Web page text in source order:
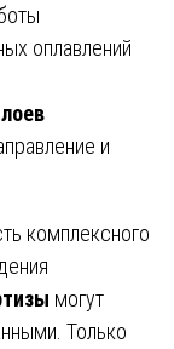
оплавлений
и
комплексного
могут
Только